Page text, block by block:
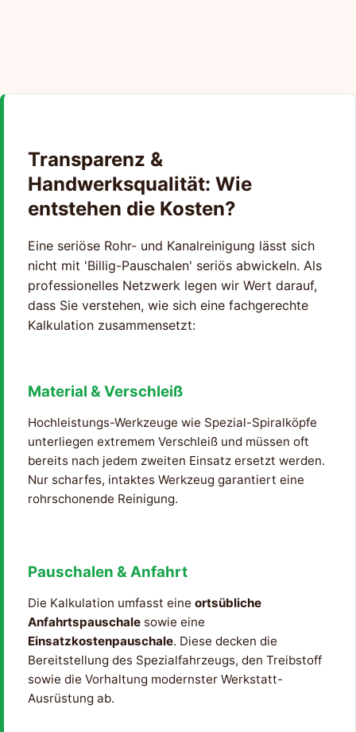
Transparenz &
Handwerksqualität: Wie
entstehen die Kosten?
Eine seriöse Rohr- und Kanalreinigung lässt sich
nicht mit 'Billig-Pauschalen' seriös abwickeln. Als
professionelles Netzwerk legen wir Wert darauf,
dass Sie verstehen, wie sich eine fachgerechte
Kalkulation zusammensetzt:
Material & Verschleiß
Hochleistungs-Werkzeuge wie Spezial-Spiralköpfe
unterliegen extremem Verschleiß und müssen oft
bereits nach jedem zweiten Einsatz ersetzt werden.
Nur scharfes, intaktes Werkzeug garantiert eine
rohrschonende Reinigung.
Pauschalen & Anfahrt
Die Kalkulation umfasst eine ortsübliche
Anfahrtspauschale sowie eine
Einsatzkostenpauschale. Diese decken die
Bereitstellung des Spezialfahrzeugs, den Treibstoff
sowie die Vorhaltung modernster Werkstatt-
Ausrüstung ab.